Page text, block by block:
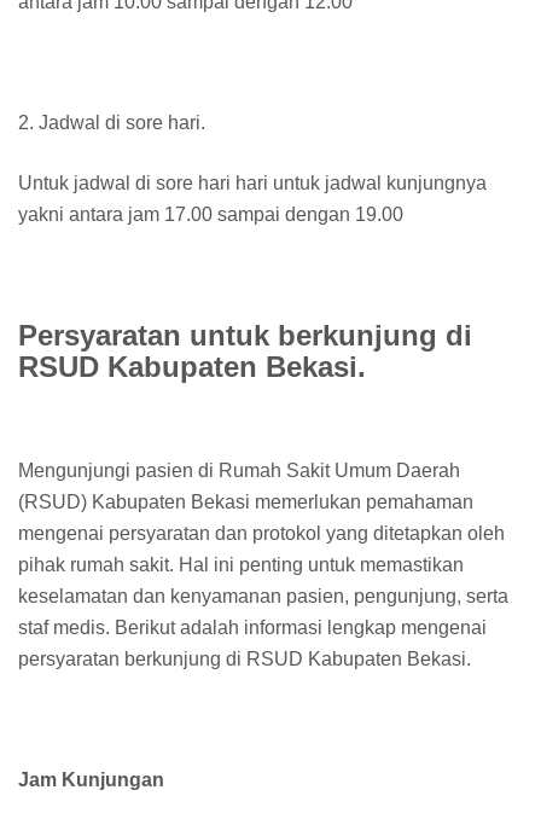
2. Jadwal di sore hari.
Untuk jadwal di sore hari hari untuk jadwal kunjungnya
yakni antara jam 17.00 sampai dengan 19.00
Persyaratan untuk berkunjung di
RSUD Kabupaten Bekasi.
Mengunjungi pasien di Rumah Sakit Umum Daerah
(RSUD) Kabupaten Bekasi memerlukan pemahaman
mengenai persyaratan dan protokol yang ditetapkan oleh
pihak rumah sakit. Hal ini penting untuk memastikan
keselamatan dan kenyamanan pasien, pengunjung, serta
staf medis. Berikut adalah informasi lengkap mengenai
persyaratan berkunjung di RSUD Kabupaten Bekasi.
Jam Kunjungan